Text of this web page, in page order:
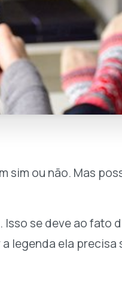
ou não. Mas
se deve ao fato
legenda ela